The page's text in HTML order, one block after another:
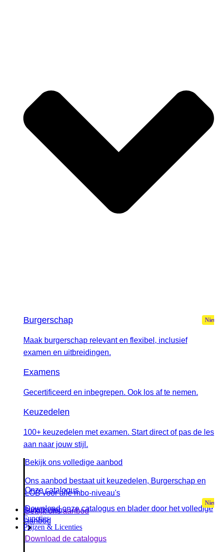
Burgerschap
Maak burgerschap relevant en flexibel, inclusief
examen en uitbreidingen.
Examens
Gecertificeerd en inbegrepen. Ook los af te nemen.
Keuzedelen
100+ keuzedelen met examen. Start direct of pas de les
aan naar jouw stijl.
Bekijk ons volledige aanbod
Ons aanbod bestaat uit keuzedelen, Burgerschap en
LOB voor alle mbo-niveau's
Bekijk ons aanbod
Onze catalogus
Download onze catalogus en blader door het volledige
aanbod
Download de catalogus
Burgerschap
Functies
Prijzen & Licenties